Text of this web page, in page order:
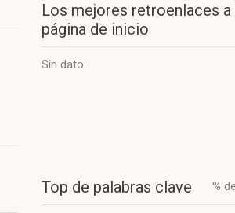
Los mejores retroenlaces a
página de inicio
Sin dato
Top de palabras clave %